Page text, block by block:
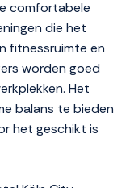
comfortabele
die het
fitnessruimte en
worden goed
Het
balans te bieden
het geschikt is